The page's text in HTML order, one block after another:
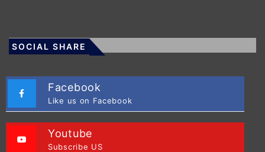
SOCIAL SHARE
Facebook
Like us on Facebook
Youtube
Subscribe US